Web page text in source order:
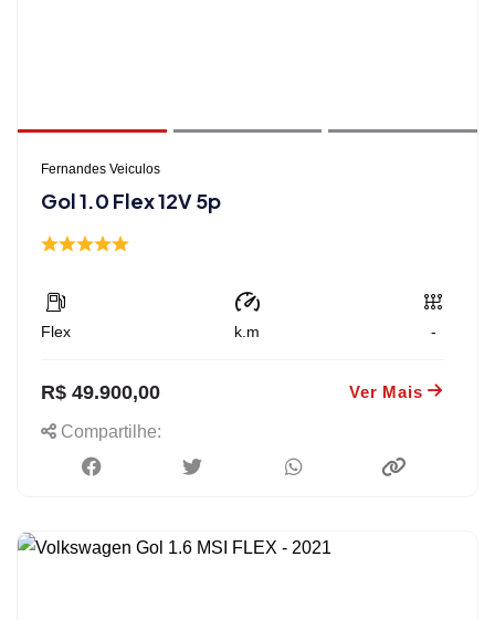
Fernandes Veiculos
Gol 1.0 Flex 12V 5p
Flex k.m -
R$ 49.900,00 Ver Mais
Compartilhe: